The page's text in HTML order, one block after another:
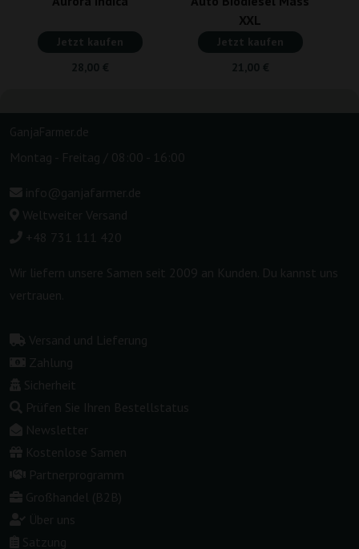
Jetzt kaufen
28,00 €
XXL
Jetzt kaufen
21,00 €
GanjaFarmer.de
Montag - Freitag / 08:00 - 16:00
info@ganjafarmer.de
Weltweiter Versand
+48 731 111 420
Wir liefern unsere Samen seit 2009 an Kunden. Du kannst uns
vertrauen.
Versand und Lieferung
Zahlung
Sicherheit
Prüfen Sie Ihren Bestellstatus
Newsletter
Kostenlose Samen
Partnerprogramm
Großhandel (B2B)
Über uns
Satzung